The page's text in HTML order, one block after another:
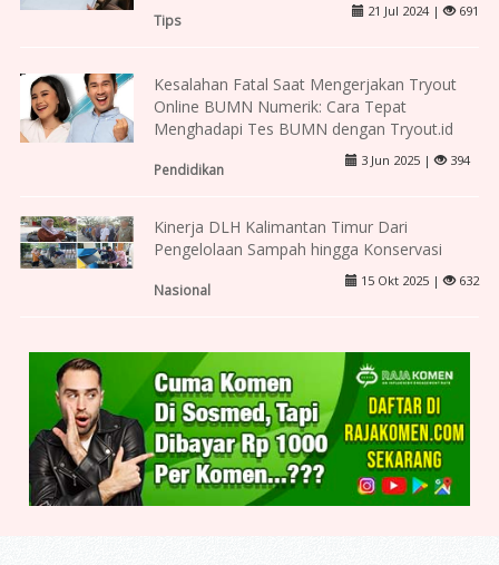
Tips
21 Jul 2024 | 691
Kesalahan Fatal Saat Mengerjakan Tryout
Online BUMN Numerik: Cara Tepat
Menghadapi Tes BUMN dengan Tryout.id
Pendidikan
3 Jun 2025 | 394
Kinerja DLH Kalimantan Timur Dari
Pengelolaan Sampah hingga Konservasi
Nasional
15 Okt 2025 | 632